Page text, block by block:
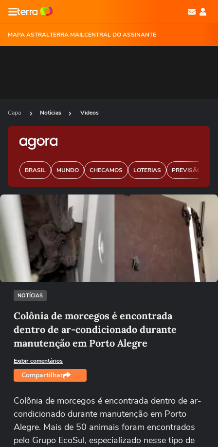
MAPA ASTRALTERRA MAILCENTRAL DO ASSINANTE
Capa Notícias Videos
BRASIL MUNDO CHECAMOS LOTERIAS PREVISÃO DO
Ops!
Não foi possível reproduzir o vídeo
Tentar novamente
NOTÍCIAS
Colônia de morcegos é encontrada
dentro de ar-condicionado durante
manutenção em Porto Alegre
Exibir comentários
Compartilhar
Colônia de morcegos é encontrada dentro de ar-
condicionado durante manutenção em Porto
Alegre. Mais de 50 animais foram encontrados
pelo Grupo EcoSul, especializado nesse tipo de